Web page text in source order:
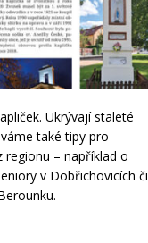
Ukrývají staleté
také tipy pro
regionu – například o
v Dobřichovicích či